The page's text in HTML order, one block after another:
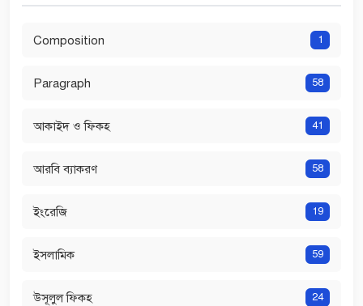
Composition 1
Paragraph 58
আকাইদ ও ফিকহ 41
আরবি ব্যাকরণ 58
ইংরেজি 19
ইসলামিক 59
উসূলুল ফিকহ 24